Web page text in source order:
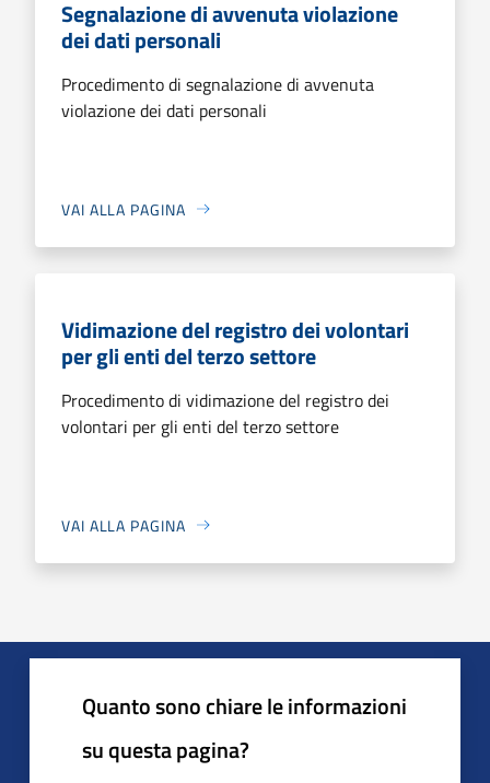
Segnalazione di avvenuta violazione
dei dati personali
Procedimento di segnalazione di avvenuta
violazione dei dati personali
VAI ALLA PAGINA
Vidimazione del registro dei volontari
per gli enti del terzo settore
Procedimento di vidimazione del registro dei
volontari per gli enti del terzo settore
VAI ALLA PAGINA
Quanto sono chiare le informazioni
su questa pagina?